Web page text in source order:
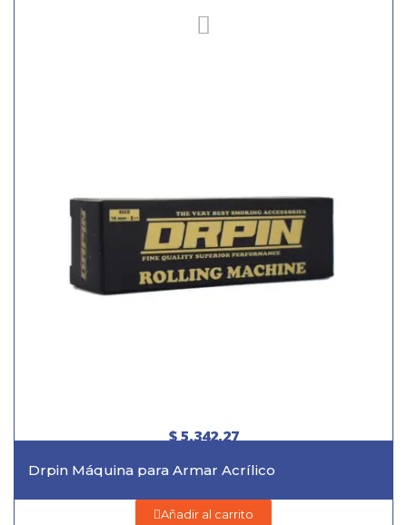
$ 5.342,27
Drpin Máquina para Armar Acrílico
Añadir al carrito